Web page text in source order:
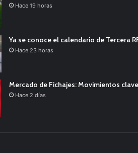
Hace 19 horas
Ya se conoce el calendario de Tercera
Hace 23 horas
Mercado de Fichajes: Movimientos
Hace 2 días